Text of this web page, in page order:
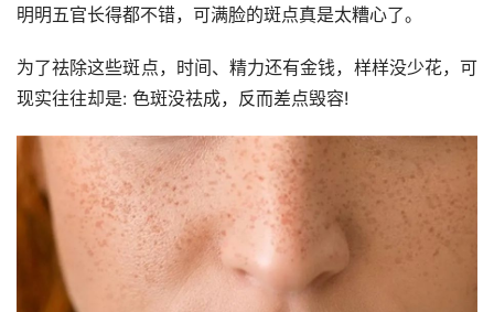
明明五官长得都不错，可满脸的斑点真是太糟心了。
为了祛除这些斑点，时间、精力还有金钱，样样没少花，可
现实往往却是: 色斑没祛成，反而差点毁容!